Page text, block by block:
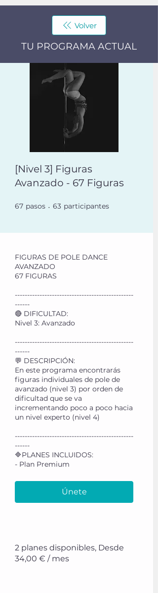
Volver
TU PROGRAMA ACTUAL
[Nivel 3] Figuras
Avanzado - 67 Figuras
67 pasos 67 pasos
63 participantes
FIGURAS DE POLE DANCE
AVANZADO
67 FIGURAS
------------------------------------------------
------
🔴 DIFICULTAD:
Nivel 3: Avanzado
------------------------------------------------
------
💬 DESCRIPCIÓN:
En este programa encontrarás
figuras individuales de pole de
avanzado (nivel 3) por orden de
dificultad que se va
incrementando poco a poco hacia
un nivel experto (nivel 4)
------------------------------------------------
------
🔷PLANES INCLUIDOS:
- Plan Premium
Únete
2 planes disponibles, Desde
34,00 € / mes